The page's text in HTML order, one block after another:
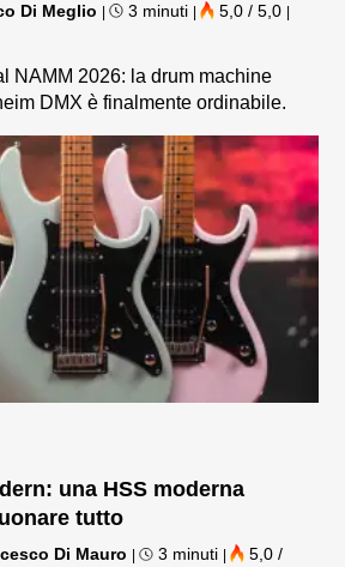
Di Meglio | 3 minuti | 5,0 / 5,0
NAMM 2026: la drum machine
DMX è finalmente ordinabile.
una HSS moderna
tutto
Di Mauro | 3 minuti |
5,0 /